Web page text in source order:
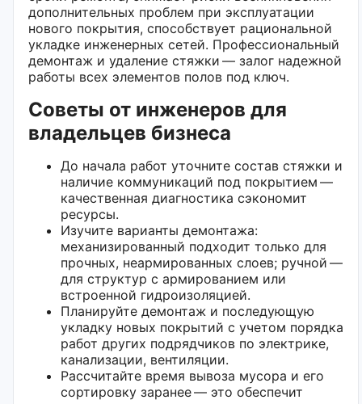
дополнительных проблем при эксплуатации
нового покрытия, способствует рациональной
укладке инженерных сетей. Профессиональный
демонтаж и удаление стяжки — залог надежной
работы всех элементов полов под ключ.
Советы от инженеров для
владельцев бизнеса
До начала работ уточните состав стяжки и
наличие коммуникаций под покрытием —
качественная диагностика сэкономит
ресурсы.
Изучите варианты демонтажа:
механизированный подходит только для
прочных, неармированных слоев; ручной —
для структур с армированием или
встроенной гидроизоляцией.
Планируйте демонтаж и последующую
укладку новых покрытий с учетом порядка
работ других подрядчиков по электрике,
канализации, вентиляции.
Рассчитайте время вывоза мусора и его
сортировку заранее — это обеспечит